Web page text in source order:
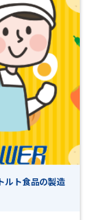
ト食品の製造